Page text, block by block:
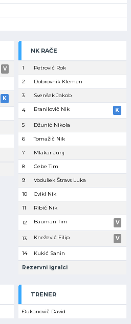
V
K
NK RAČE
1 Petrović Rok
2 Dobrovnik Klemen
3 Svenšek Jakob
4 Branilovič Nik K
5 Džunić Nikola
6 Tomažič Nik
7 Mlakar Jurij
8 Cebe Tim
9 Vodušek Štravs Luka
10 Cvikl Nik
11 Ribič Nik
12 Bauman Tim V
13 Knežević Filip V
14 Kukić Sanin
Rezervni igralci
TRENER
Đukanovič David